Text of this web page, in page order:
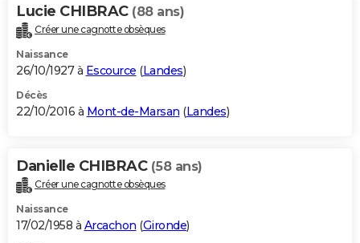
Lucie CHIBRAC (88 ans)
Créer une cagnotte obsèques
Naissance
26/10/1927 à Escource (Landes)
Décès
22/10/2016 à Mont-de-Marsan (Landes)
Danielle CHIBRAC (58 ans)
Créer une cagnotte obsèques
Naissance
17/02/1958 à Arcachon (Gironde)